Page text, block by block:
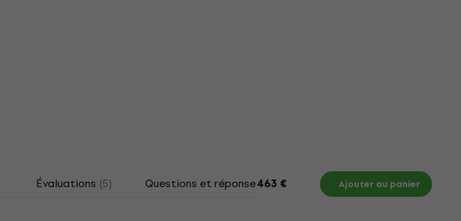
Évaluations (5) Questions et réponses Documents
463 € Ajouter au panier